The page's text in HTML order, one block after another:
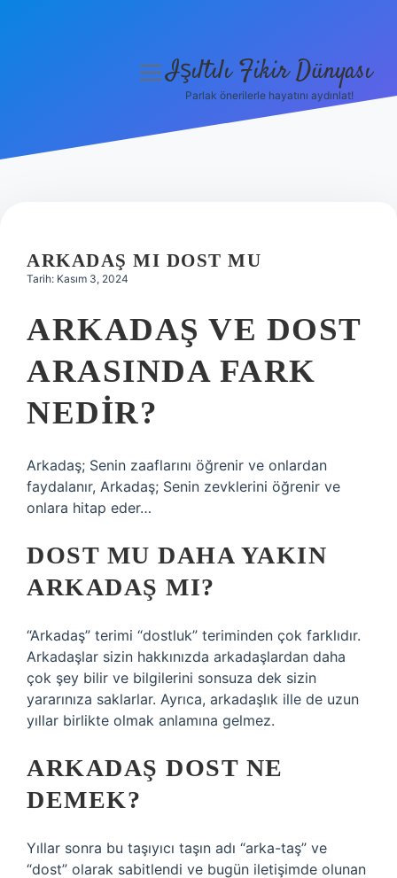
menüyüIşıltılı Fikir Dünyası
Parlak önerilerle hayatını aydınlat!
ARKADAŞ MI DOST MU
Tarih: Kasım 3, 2024
ARKADAŞ VE DOST
ARASINDA FARK
NEDIR?
Arkadaş; Senin zaaflarını öğrenir ve onlardan
faydalanır, Arkadaş; Senin zevklerini öğrenir ve
onlara hitap eder…
DOST MU DAHA YAKIN
ARKADAŞ MI?
“Arkadaş” terimi “dostluk” teriminden çok farklıdır.
Arkadaşlar sizin hakkınızda arkadaşlardan daha
çok şey bilir ve bilgilerini sonsuza dek sizin
yararınıza saklarlar. Ayrıca, arkadaşlık ille de uzun
yıllar birlikte olmak anlamına gelmez.
ARKADAŞ DOST NE
DEMEK?
Yıllar sonra bu taşıyıcı taşın adı “arka-taş” ve
“dost” olarak sabitlendi ve bugün iletişimde olunan